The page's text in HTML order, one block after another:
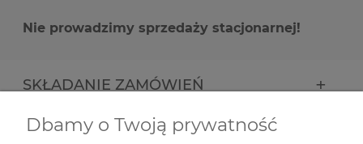
Nie prowadzimy sprzedaży stacjonarnej!
SKŁADANIE ZAMÓWIEŃ
INFORMACJE
Dbamy o Twoją prywatność